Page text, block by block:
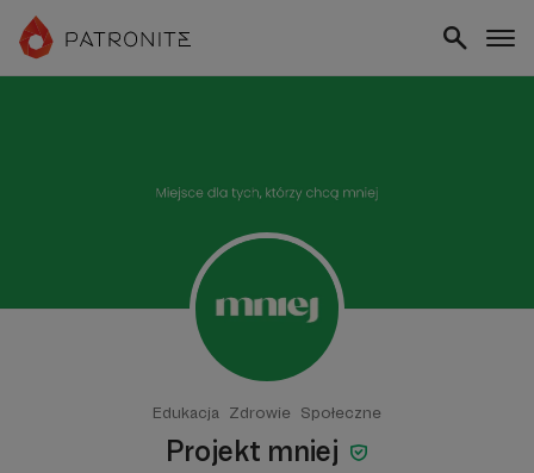
Edukacja Zdrowie Społeczne
Projekt mniej